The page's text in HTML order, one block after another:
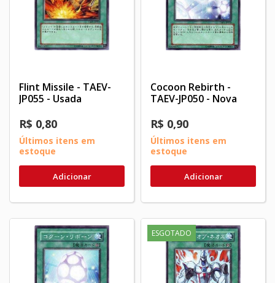
Flint Missile - TAEV-
JP055 - Usada
R$ 0,80
Últimos itens em
estoque
Adicionar
Cocoon Rebirth -
TAEV-JP050 - Nova
R$ 0,90
Últimos itens em
estoque
Adicionar
ESGOTADO